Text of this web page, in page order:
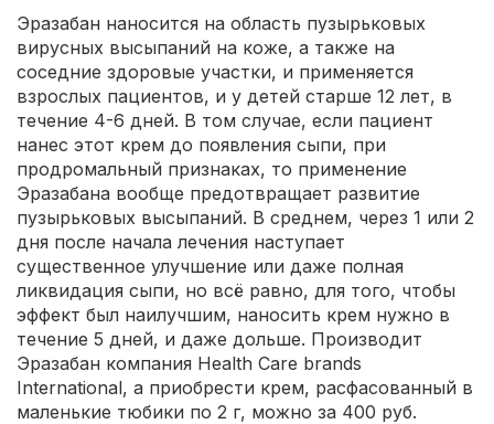
Эразабан наносится на область пузырьковых
вирусных высыпаний на коже, а также на
соседние здоровые участки, и применяется
взрослых пациентов, и у детей старше 12 лет, в
течение 4-6 дней. В том случае, если пациент
нанес этот крем до появления сыпи, при
продромальный признаках, то применение
Эразабана вообще предотвращает развитие
пузырьковых высыпаний. В среднем, через 1 или 2
дня после начала лечения наступает
существенное улучшение или даже полная
ликвидация сыпи, но всё равно, для того, чтобы
эффект был наилучшим, наносить крем нужно в
течение 5 дней, и даже дольше. Производит
Эразабан компания Health Care brands
International, а приобрести крем, расфасованный в
маленькие тюбики по 2 г, можно за 400 руб.